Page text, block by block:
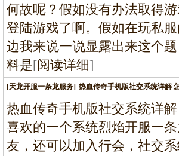
何故呢？假如没有办法取得
登陆游戏了啊。假如在玩私
边我来说一说显露出来这个
料是[阅读详细]
[天龙开服一条龙服务] 热血传奇手机版社交系统详解
热血传奇手机版社交系统详
喜欢的一个系统烈焰开服一
友，还可以加入行会，社交